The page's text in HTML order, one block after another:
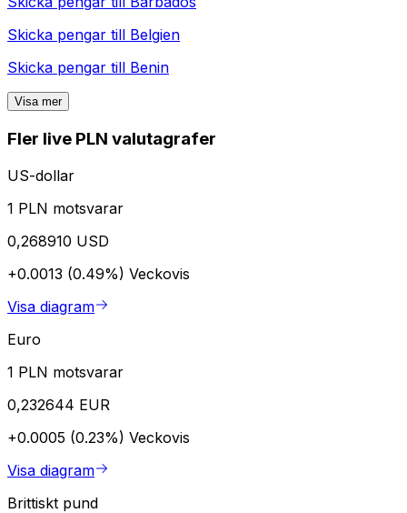
Skicka pengar till Belgien
Skicka pengar till Benin
Visa mer
Fler live PLN valutagrafer
US-dollar
1 PLN motsvarar
0,268910 USD
+0.0013 (0.49%) Veckovis
Visa diagram
Euro
1 PLN motsvarar
0,232644 EUR
+0.0005 (0.23%) Veckovis
Visa diagram
Brittiskt pund